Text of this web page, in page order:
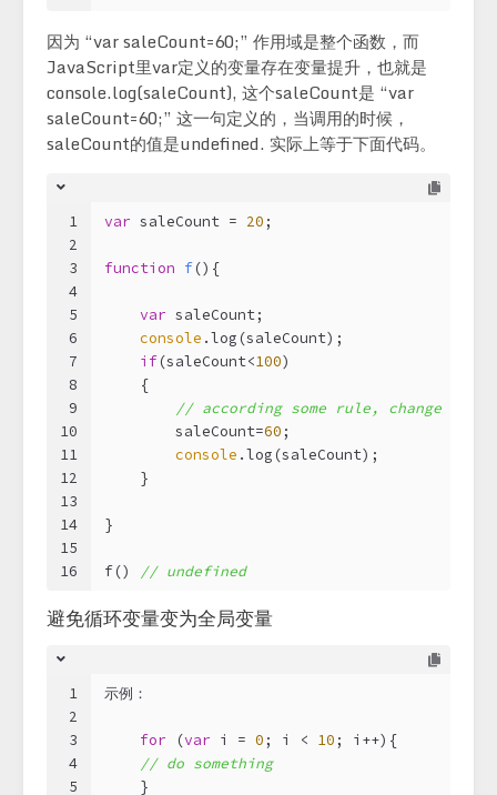
因为 “var saleCount=60;” 作用域是整个函数，而
JavaScript里var定义的变量存在变量提升，也就是
console.log(saleCount), 这个saleCount是 “var
saleCount=60;” 这一句定义的，当调用的时候，
saleCount的值是undefined. 实际上等于下面代码。
1
2
3
4
5
6
7
8
9
10
11
12
13
14
15
16
var saleCount = 20 ;
function f() {
var saleCount;
console .log(saleCount);
if(saleCount<100)
    {
// according some rule, change it to
        saleCount=
60 ;
console .log(saleCount);
    }
}
f() // undefined
避免循环变量变为全局变量
1
2
3
4
5
示例：
for (var i = 0 ; i < 10 ; i++){
// do something
    }